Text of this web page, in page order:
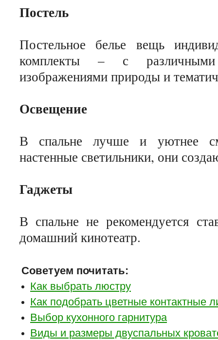
Постель
Постельное белье вещь
комплекты – с
изображениями природы и
Освещение
В спальне лучше и уютнее
настенные светильники, они
Гаджеты
В спальне не рекомендуется
домашний кинотеатр.
Советуем почитать:
Как выбрать люстру
Как подобрать цветные контактные
Выбор кухонного гарнитура
Виды и размеры двуспальных